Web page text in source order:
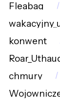
Fleabag
konwent
chmury